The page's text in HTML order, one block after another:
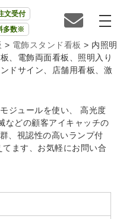
文受付
多数※
> 電飾スタンド看板 > 内照明
、電飾両面看板、照明入り
ドサイン、店舗用看板、激
ジュールを使い、 高光度
などの顧客アイキャッチの
、視認性の高いランプ付
ます、お気軽にお問い合